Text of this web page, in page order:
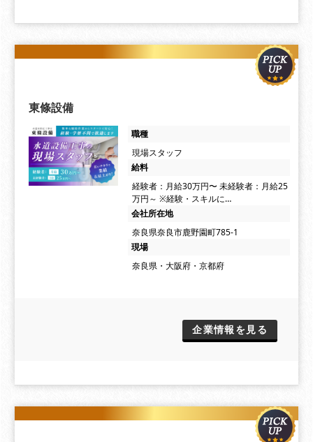
東條設備
職種
現場スタッフ
給料
経験者：月給30万円〜 未経験者：月給25
万円～ ※経験・スキルに…
会社所在地
奈良県奈良市鹿野園町785-1
現場
奈良県・大阪府・京都府
企業情報を見る